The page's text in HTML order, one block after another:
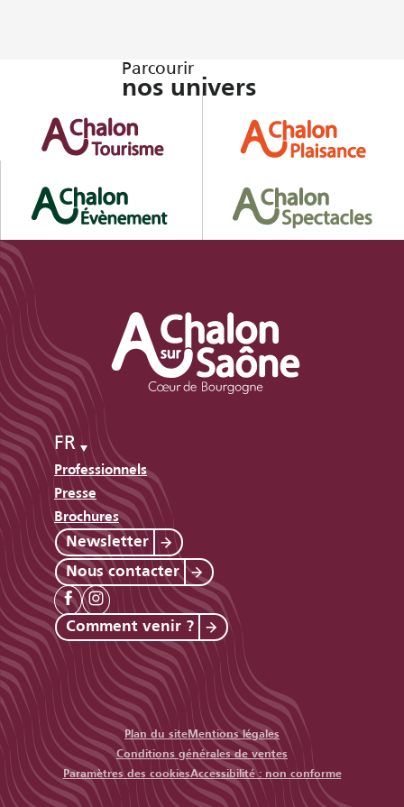
Parcourir
nos univers
FR
Professionnels
Presse
Brochures
Newsletter
Nous contacter
Comment venir ?
Plan du site Mentions légales
Conditions générales de ventes
Paramètres des cookiesAccessibilité : non conforme